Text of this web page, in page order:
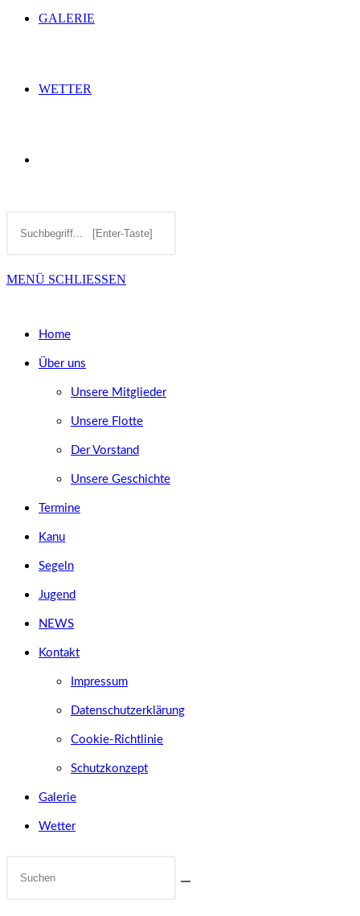
GALERIE
WETTER
SUCHE
Diese
durchsuchen
MENÜ SCHLIESSEN
Home
Über uns
Unsere Mitglieder
Unsere Flotte
Der Vorstand
Unsere Geschichte
Termine
Kanu
Segeln
Jugend
NEWS
Kontakt
Impressum
Datenschutzerklärung
Cookie-Richtlinie
Schutzkonzept
Galerie
Wetter
Diese